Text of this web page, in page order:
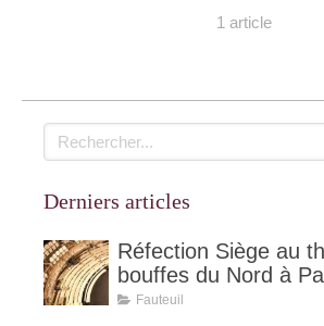
1 article
Rechercher
Derniers articles
Réfection Siège au
bouffes du Nord à
Fauteuil